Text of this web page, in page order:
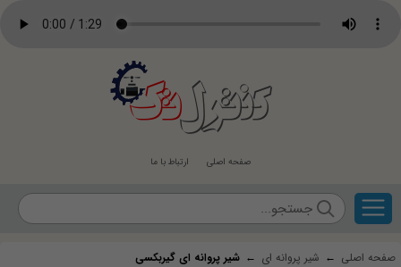
کنترلتک
صفحه اصلی ارتباط با ما
صفحه اصلی ← شیر پروانه ای ← شیر پروانه ای گیربکسی